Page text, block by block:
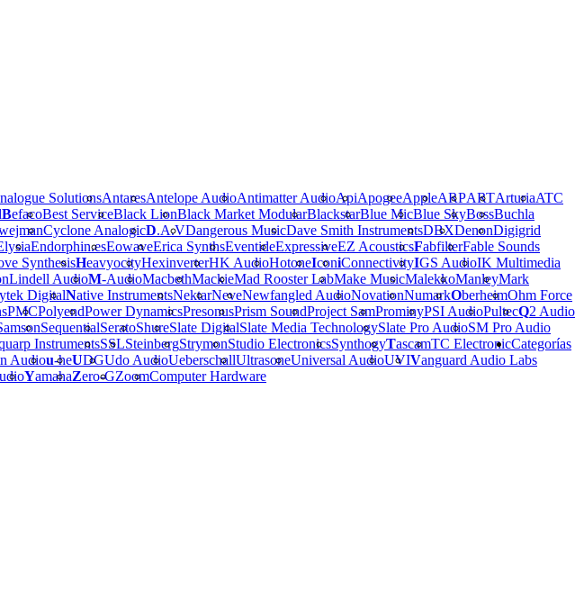
SolutionsAntaresAntelope AudioAntimatter AudioApiApogeeAppleARPARTArturiaATC
BefacoBest ServiceBlack LionBlack Market ModularBlackstarBlue MicBlue SkyBossBuchla
Cyclone AnalogicD.A.VDangerous MusicDave Smith InstrumentsDBXDenonDigigrid
Endorphin.esEowaveErica SynthsEventideExpressiveEZ AcousticsFabfilterFable Sounds
SynthesisHeavyocityHexinverterHK AudioHotoneIconiConnectivityIGS AudioIK Multimedia
Lindell AudioM-AudioMacbethMackieMad Rooster LabMake MusicMalekkoManleyMark
DigitalNative InstrumentsNektarNeveNewfangled AudioNovationNumarkOberheimOhm Force
PMCPolyendPower DynamicsPresonusPrism SoundProject SamProminyPSI AudioPultecQ2 Audio
SequentialSeratoShureSlate DigitalSlate Media TechnologySlate Pro AudioSM Pro Audio
InstrumentsSSLSteinbergStrymonStudio ElectronicsSynthogyTascamTC Electronic
Audiou-heUDGUdo AudioUeberschallUltrasoneUniversal AudioUVIVanguard Audio Labs
YamahaZero-GZoom
Categorías
Computer Hardware